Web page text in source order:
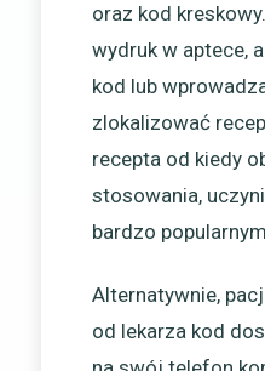
oraz kod
wydruk w aptece,
kod lub
zlokalizować
recepta od kiedy
stosowania,
bardzo
Alternatywnie,
od lekarza kod